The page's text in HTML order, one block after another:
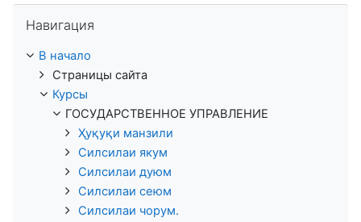
Навигация
В начало
Страницы сайта
Курсы
ГОСУДАРСТВЕННОЕ УПРАВЛЕНИЕ
Ҳуқуқи манзили
Силсилаи якум
Силсилаи дуюм
Силсилаи сеюм
Силсилаи чорум.